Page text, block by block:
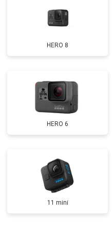
HERO 8
HERO 6
11 mini